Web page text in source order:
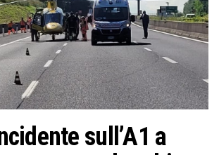
z
i
o
n
e
sull’A1 a